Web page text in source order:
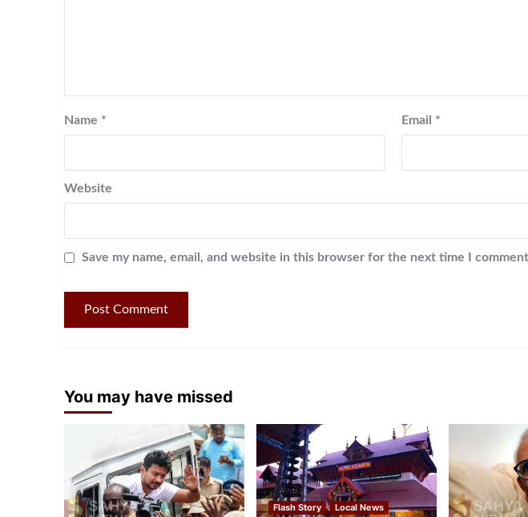
Name * Email *
Website
Save my name, email, and website in this browser for the next time I
You may have missed
Flash Story
Local News